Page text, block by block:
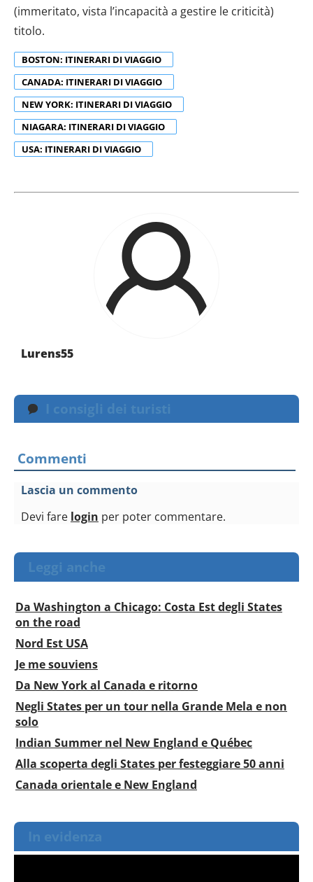
(immeritato, vista l’incapacità a gestire le criticità)
titolo.
BOSTON: ITINERARI DI VIAGGIO
CANADA: ITINERARI DI VIAGGIO
NEW YORK: ITINERARI DI VIAGGIO
NIAGARA: ITINERARI DI VIAGGIO
USA: ITINERARI DI VIAGGIO
Lurens55
I consigli dei turisti
Commenti
Lascia un commento
Devi fare login per poter commentare.
Leggi anche
Da Washington a Chicago: Costa Est degli States
on the road
Nord Est USA
Je me souviens
Da New York al Canada e ritorno
Negli States per un tour nella Grande Mela e non
solo
Indian Summer nel New England e Québec
Alla scoperta degli States per festeggiare 50 anni
Canada orientale e New England
In evidenza